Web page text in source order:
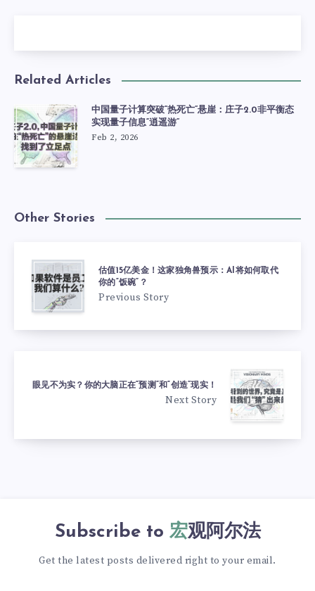
Related Articles
中国量子计算突破“热死亡”悬崖：庄子2.0非平衡态
实现量子信息“逍遥游”
Feb 2, 2026
Other Stories
估值15亿美金！这家独角兽预示：AI将如何取代
你的“饭碗”？
Previous Story
眼见不为实？你的大脑正在“预测”和“创造”现实！
Next Story
Subscribe to 宏观阿尔法
Get the latest posts delivered right to your email.